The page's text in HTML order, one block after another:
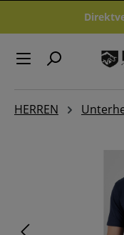
Zum Hauptinhalt
HERREN